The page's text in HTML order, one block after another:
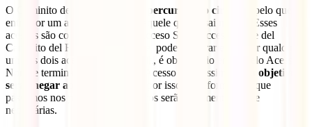
O Caminito del Rey propõe um percurso não circular
, pelo que se
entra por um acesso diferente daquele que se sai no fim. Esses
acessos são conhecidos como Acceso Sur e Acceso Norte del
Caminito del Rey. Anteriormente, poderia entrar e sair por qualquer
um dos dois acessos. Hoje em dia, é obrigatório entrar pelo Acesso
Norte e terminar o passeio pelo Acesso Sul. Assim,
o seu objetivo
será chegar ao acesso norte
e, por isso, as informações que
passamos nos próximos parágrafos serão realmente úteis e
necessárias.